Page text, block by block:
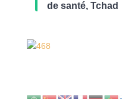
de santé, Tchad